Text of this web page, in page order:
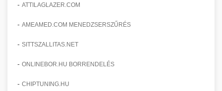
- ATTILAGLAZER.COM
- AMEAMED.COM MENEDZSERSZŰRÉS
- SITTSZALLITAS.NET
- ONLINEBOR.HU BORRENDELÉS
- CHIPTUNING.HU